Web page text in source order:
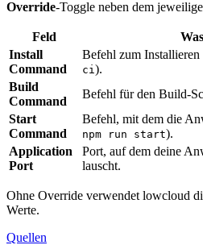
Override-Toggle neben dem
Feld
Install
Command
Befehl zum
ci ).
Build
Command
Befehl für den Build-
Start
Command
Befehl, mit dem die
npm run start).
Application
Port
Port, auf dem deine
lauscht.
Ohne Override verwendet lowcloud
Werte.
Quellen